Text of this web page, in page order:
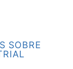
SOBRE